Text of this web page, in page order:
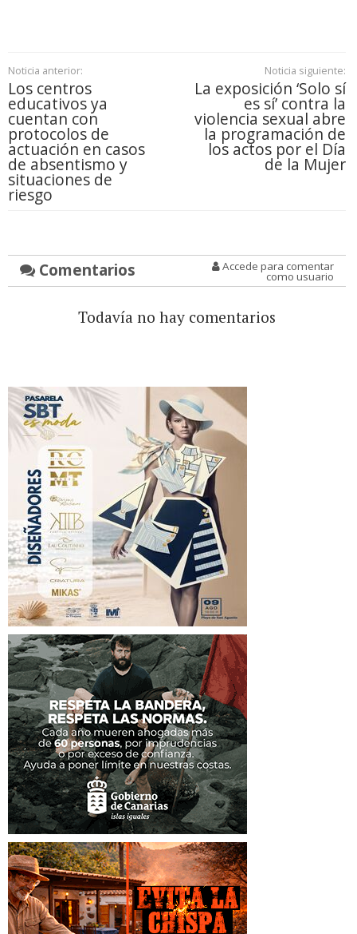
Noticia anterior:
Los centros
educativos ya
cuentan con
protocolos de
actuación en casos
de absentismo y
situaciones de
riesgo
Noticia siguiente:
La exposición ‘Solo sí
es sí’ contra la
violencia sexual abre
la programación de
los actos por el Día
de la Mujer
Comentarios Accede para comentar
como usuario
Todavía no hay comentarios